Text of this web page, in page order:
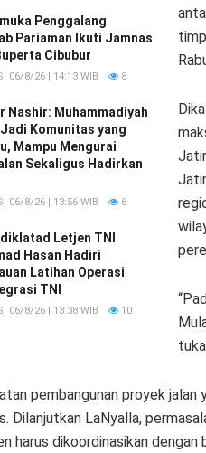
Penggalang
Pariaman Ikuti Jamnas
Cibubur
06/8/26 | 14:13 WIB 8
Nashir: Muhammadiyah
Komunitas yang
Mampu Mengurai
Sekaligus Hadirkan
06/8/26 | 13:56 WIB 6
Letjen TNI
Hasan Hadiri
Latihan Operasi
TNI
06/8/26 | 13:38 WIB 10
pembangunan proyek
Dilanjutkan LaNyalla,
harus dikoordinasikan